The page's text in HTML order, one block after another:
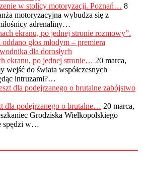
w stolicy motoryzacji. Poznań… 8
motoryzacyjna wybudza się z
adrenaliny…
ekranu, po jednej stronie… 20 marca,
wejść do świata współczesnych
intruzami?…
dla podejrzanego o brutalne… 20 marca,
Grodziska Wielkopolskiego
spędzi w…